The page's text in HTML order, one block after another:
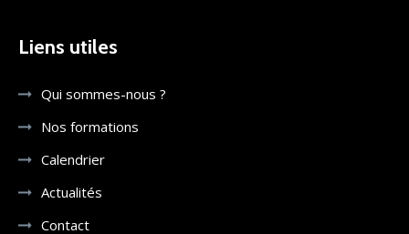
Liens utiles
Qui sommes-nous ?
Nos formations
Calendrier
Actualités
Contact